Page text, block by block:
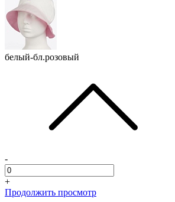
белый-бл.розовый
-
+
Продолжить просмотр